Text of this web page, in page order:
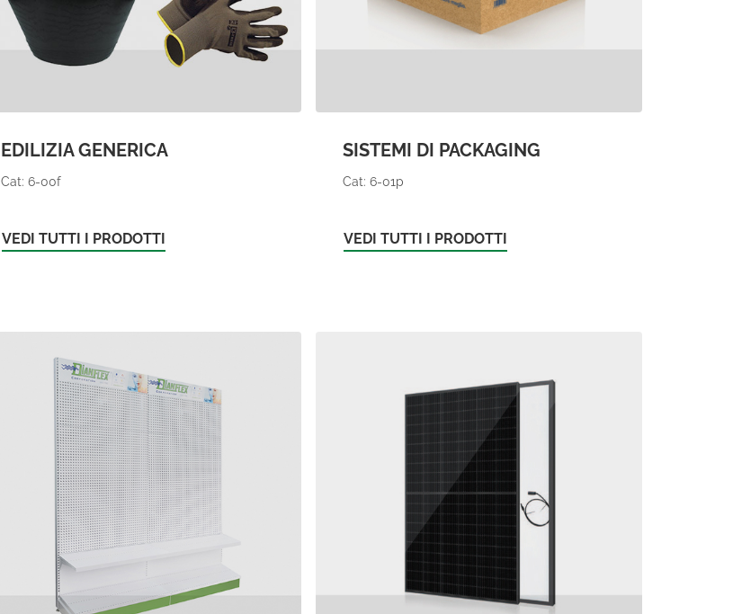
EDILIZIA GENERICA
Cat: 6-00f
VEDI TUTTI I PRODOTTI
SISTEMI DI PACKAGING
Cat: 6-01p
VEDI TUTTI I PRODOTTI